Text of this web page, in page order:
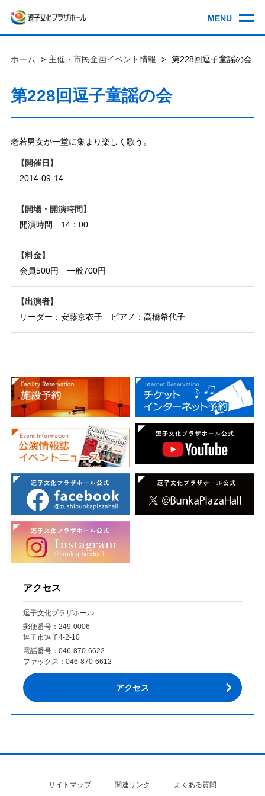
ホーム 主催・市民企画イベント情報 第228回逗子童謡の会
第228回逗子童謡の会
老若男女が一堂に集まり楽しく歌う。
開催日
2014-09-14
開場・開演時間
開演時間 14：00
料金
会員500円 一般700円
出演者
リーダー：安藤京衣子 ピアノ：高橋希代子
アクセス
逗子文化プラザホール
郵便番号：249‐0006
逗子市逗子4-2-10
電話番号： 046-870-6622
ファックス： 046-870-6612
アクセス
サイトマップ 関連リンク よくある質問